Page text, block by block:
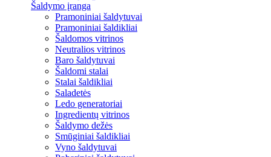
Šaldymo įranga
Pramoniniai šaldytuvai
Pramoniniai šaldikliai
Šaldomos vitrinos
Neutralios vitrinos
Baro šaldytuvai
Šaldomi stalai
Stalai šaldikliai
Saladetės
Ledo generatoriai
Ingredientų vitrinos
Šaldymo dežės
Smūginiai šaldikliai
Vyno šaldytuvai